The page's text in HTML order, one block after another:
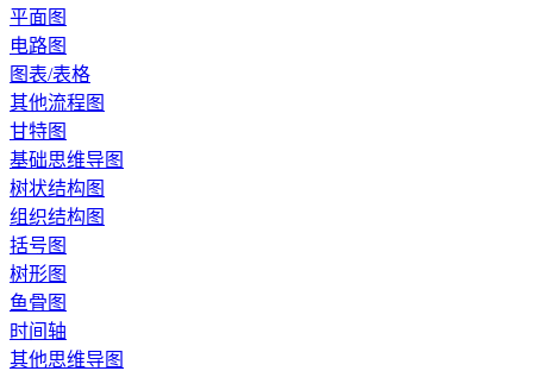
平面图
电路图
图表/表格
其他流程图
甘特图
基础思维导图
树状结构图
组织结构图
括号图
树形图
鱼骨图
时间轴
其他思维导图